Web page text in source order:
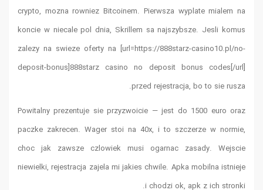
crypto,
koncie w
zalezy na
deposit-
Powitalny
paczke
choc jak
niewielki,